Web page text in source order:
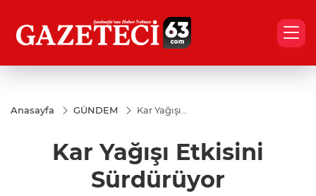
Anasayfa GÜNDEM
Kar Yağışı
Kar Yağışı Etkisini
Sürdürüyor